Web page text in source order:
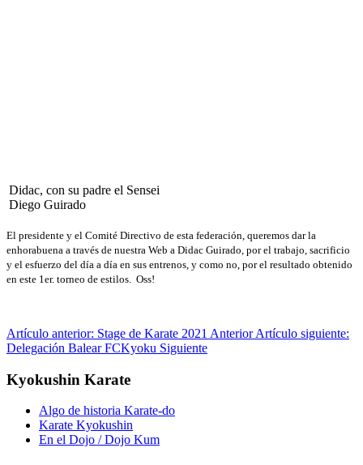
Didac, con su padre el Sensei
Diego Guirado
El presidente y el Comité Directivo de esta federación, queremos dar la
enhorabuena a través de nuestra Web a Didac Guirado, por el trabajo, sacrificio
y el esfuerzo del día a día en sus entrenos, y como no, por el resultado obtenido
en este 1er. torneo de estilos. Oss!
Artículo anterior: Stage de Karate 2021 Anterior Artículo siguiente:
Delegación Balear FCKyoku Siguiente
Kyokushin Karate
Algo de historia Karate-do
Karate Kyokushin
En el Dojo / Dojo Kum